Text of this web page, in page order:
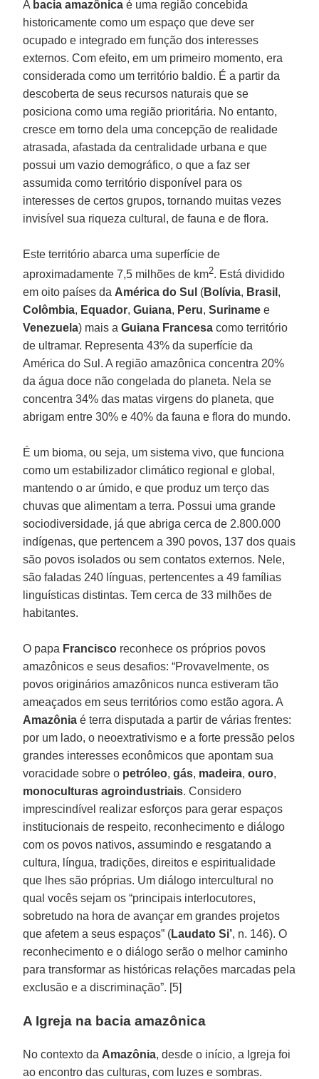
A bacia amazônica é uma região concebida
historicamente como um espaço que deve ser
ocupado e integrado em função dos interesses
externos. Com efeito, em um primeiro momento, era
considerada como um território baldio. É a partir da
descoberta de seus recursos naturais que se
posiciona como uma região prioritária. No entanto,
cresce em torno dela uma concepção de realidade
atrasada, afastada da centralidade urbana e que
possui um vazio demográfico, o que a faz ser
assumida como território disponível para os
interesses de certos grupos, tornando muitas vezes
invisível sua riqueza cultural, de fauna e de flora.
Este território abarca uma superfície de
aproximadamente 7,5 milhões de km2. Está dividido
em oito países da América do Sul (Bolívia, Brasil ,
Colômbia, Equador, Guiana, Peru, Surinamee
Venezuela) mais aGuiana Francesa como território
de ultramar. Representa 43% da superfície da
América do Sul. A região amazônica concentra 20%
da água doce não congelada do planeta. Nela se
concentra 34% das matas virgens do planeta, que
abrigam entre 30% e 40% da fauna e flora do mundo.
É um bioma, ou seja, um sistema vivo, que funciona
como um estabilizador climático regional e global,
mantendo o ar úmido, e que produz um terço das
chuvas que alimentam a terra. Possui uma grande
sociodiversidade, já que abriga cerca de 2.800.000
indígenas, que pertencem a 390 povos, 137 dos quais
são povos isolados ou sem contatos externos. Nele,
são faladas 240 línguas, pertencentes a 49 famílias
linguísticas distintas. Tem cerca de 33 milhões de
habitantes.
O papa Francisco reconhece os próprios povos
amazônicos e seus desafios: “Provavelmente, os
povos originários amazônicos nunca estiveram tão
ameaçados em seus territórios como estão agora. A
Amazônia é terra disputada a partir de várias frentes:
por um lado, o neoextrativismo e a forte pressão pelos
grandes interesses econômicos que apontam sua
voracidade sobre o petróleo, gás, madeira, ouro,
monoculturas agroindustriais. Considero
imprescindível realizar esforços para gerar espaços
institucionais de respeito, reconhecimento e diálogo
com os povos nativos, assumindo e resgatando a
cultura, língua, tradições, direitos e espiritualidade
que lhes são próprias. Um diálogo intercultural no
qual vocês sejam os “principais interlocutores,
sobretudo na hora de avançar em grandes projetos
que afetem a seus espaços” (Laudato Si’, n. 146). O
reconhecimento e o diálogo serão o melhor caminho
para transformar as históricas relações marcadas pela
exclusão e a discriminação”. [5]
A Igreja na bacia amazônica
No contexto da Amazônia, desde o início, a Igreja foi
ao encontro das culturas, com luzes e sombras.